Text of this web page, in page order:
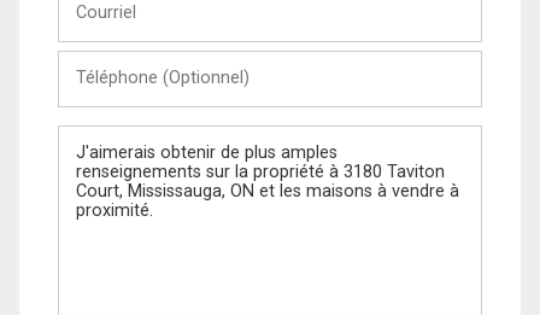
(Optionnel)
Message